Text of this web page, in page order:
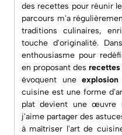
des recettes pour réunir
parcours m'a
traditions culinaires,
touche d'originalité.
enthousiasme pour
en proposant des recettes
évoquent une
cuisine est une forme
plat devient une œuvre
j'aime partager des
à maîtriser l'art de